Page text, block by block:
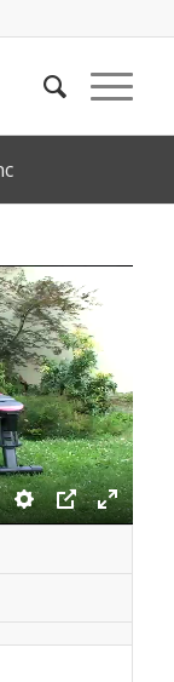
Settings
PIP
Enter